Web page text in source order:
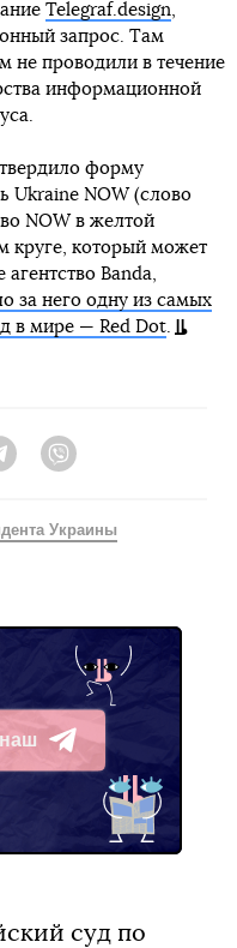
Telegraf.design,
запрос. Там
не проводили в течение
информационной
форму
Ukraine NOW (слово
NOW в желтой
круге, который может
Banda,
за него одну из самых
в мире — Red Dot.
Telegram
Украины
суд по